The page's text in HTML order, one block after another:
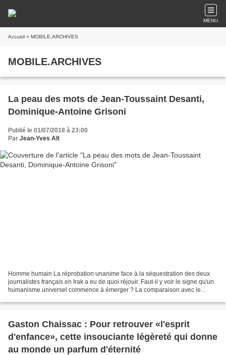
MENU
Accueil » MOBILE.ARCHIVES
MOBILE.ARCHIVES
La peau des mots de Jean-Toussaint Desanti,
Dominique-Antoine Grisoni
Publié le 01/07/2018 à 23:00
Par Jean-Yves Alt
Homme humain La réprobation unanime face à la séquestration des deux
journalistes français en Irak a eu de quoi réjouir. Faut-il y voir le signe qu'un
humanisme universel commence à émerger ? La comparaison avec le
Gaston Chaissac : Pour retrouver «l'esprit
d'enfance», cette insouciante légèreté qui donne
au monde un parfum d'éternité